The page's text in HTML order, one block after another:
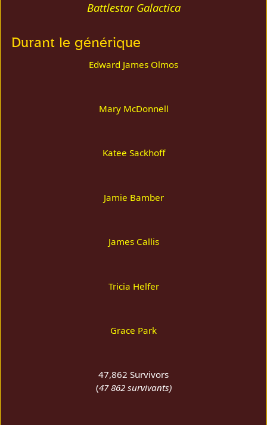
Battlestar Galactica
Durant le générique
Edward James Olmos
Mary McDonnell
Katee Sackhoff
Jamie Bamber
James Callis
Tricia Helfer
Grace Park
47,862 Survivors
(47 862 survivants)